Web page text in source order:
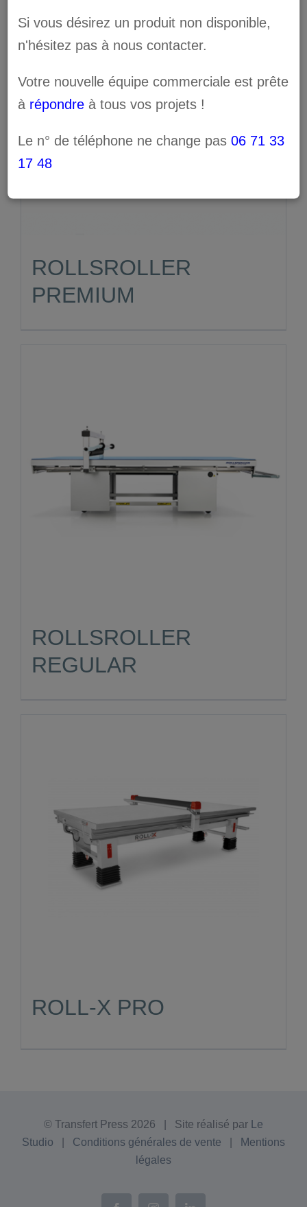
ROLLSROLLER
PREMIUM
ROLLSROLLER
REGULAR
ROLL-X PRO
© Transfert Press 2026 | Site réalisé par
Le
Studio
Conditions générales de vente
Mentions
légales
Si vous désirez un produit non disponible,
n'hésitez pas à nous contacter.
Votre nouvelle équipe commerciale est prête
à répondre à tous vos projets !
Le n° de téléphone ne change pas06 71 33
17 48